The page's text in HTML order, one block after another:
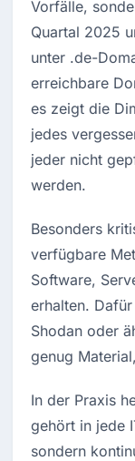
Vorfälle,
Quartal 2025
unter .de-
erreichbare
es zeigt die
jedes
jeder nicht
werden.
Besonders
verfügbare
Software,
erhalten.
Shodan oder
genug
In der Praxis
gehört in jede
sondern